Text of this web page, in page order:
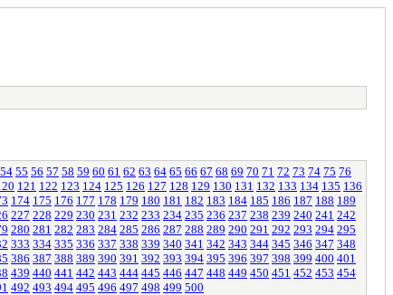
54 55 56 57 58 59 60 61 62 63 64 65 66 67 68 69 70 71 72 73 74 75 76
121 122 123 124 125 126 127 128 129 130 131 132 133 134 135 136
174 175 176 177 178 179 180 181 182 183 184 185 186 187 188 189
227 228 229 230 231 232 233 234 235 236 237 238 239 240 241 242
280 281 282 283 284 285 286 287 288 289 290 291 292 293 294 295
333 334 335 336 337 338 339 340 341 342 343 344 345 346 347 348
386 387 388 389 390 391 392 393 394 395 396 397 398 399 400 401
439 440 441 442 443 444 445 446 447 448 449 450 451 452 453 454
492 493 494 495 496 497 498 499 500